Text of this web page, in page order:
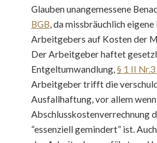
Glauben unangemessene
BGB, da missbräuchlich
Arbeitgebers auf Kosten der
Der Arbeitgeber haftet
Entgeltumwandlung,§ 1 II
Arbeitgeber trifft die
Ausfallhaftung, vor allem
Abschlusskostenverrechnung
“essenziell gemindert” ist.